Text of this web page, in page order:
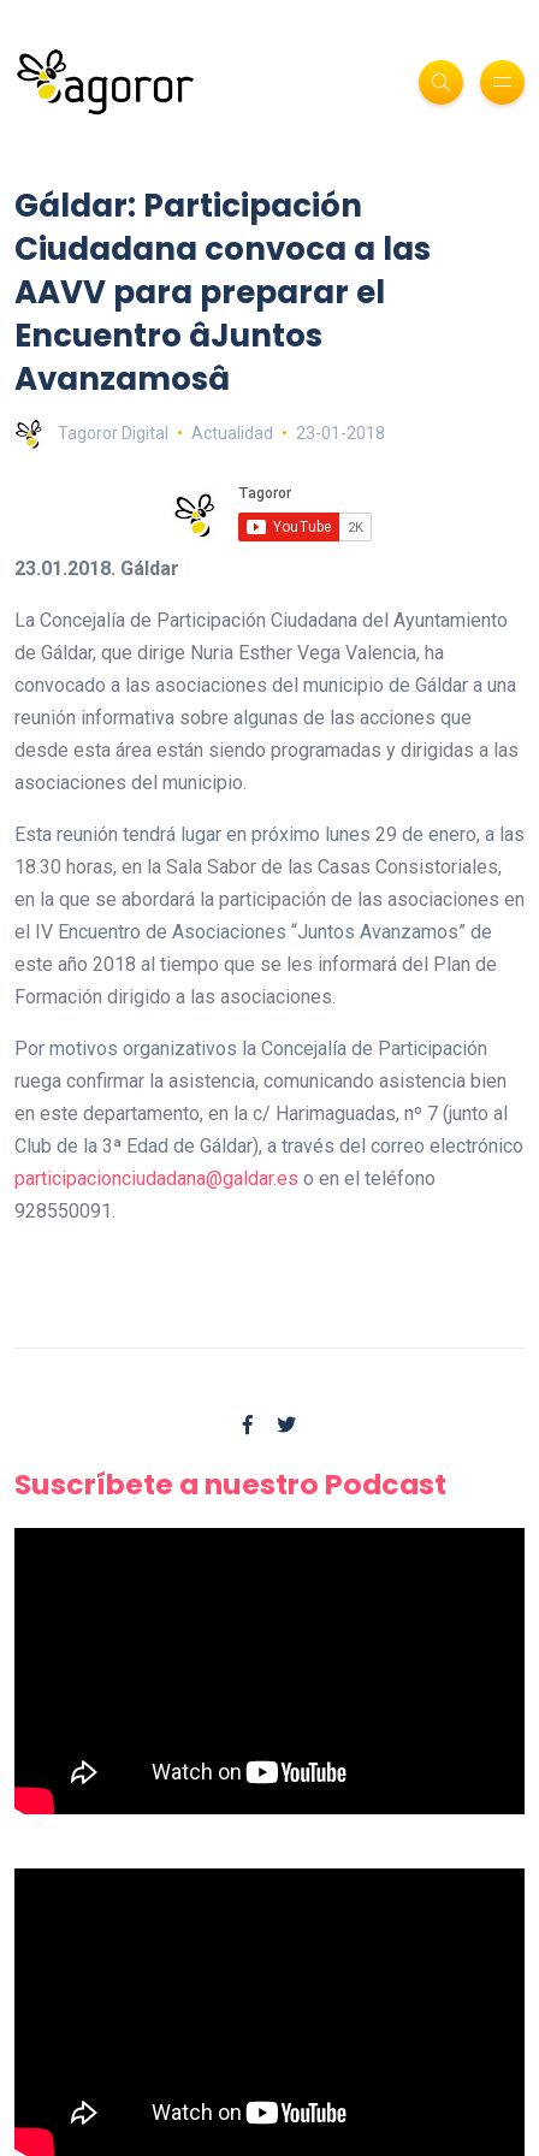
Gáldar: Participación
Ciudadana convoca a las
AAVV para preparar el
Encuentro âJuntos
Avanzamosâ
Tagoror Digital Actualidad 23-01-2018
23.01.2018. Gáldar
La Concejalía de Participación Ciudadana del Ayuntamiento
de Gáldar, que dirige Nuria Esther Vega Valencia, ha
convocado a las asociaciones del municipio de Gáldar a una
reunión informativa sobre algunas de las acciones que
desde esta área están siendo programadas y dirigidas a las
asociaciones del municipio.
Esta reunión tendrá lugar en próximo lunes 29 de enero, a las
18.30 horas, en la Sala Sabor de las Casas Consistoriales,
en la que se abordará la participación de las asociaciones en
el IV Encuentro de Asociaciones “Juntos Avanzamos” de
este año 2018 al tiempo que se les informará del Plan de
Formación dirigido a las asociaciones.
Por motivos organizativos la Concejalía de Participación
ruega confirmar la asistencia, comunicando asistencia bien
en este departamento, en la c/ Harimaguadas, nº 7 (junto al
Club de la 3ª Edad de Gáldar), a través del correo electrónico
participacionciudadana@galdar.es o en el teléfono
928550091.
Suscríbete a nuestro Podcast